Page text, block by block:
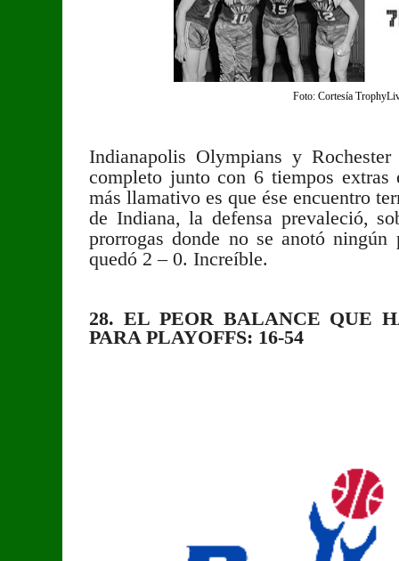
Foto: Cortesía
Indianapolis Olympians y
completo junto con 6 tiempos
más llamativo es que ése encuentro
de Indiana, la defensa prevaleció,
prorrogas donde no se anotó
quedó 2 – 0. Increíble.
28. EL PEOR BALANCE QUE
PARA PLAYOFFS: 16-54